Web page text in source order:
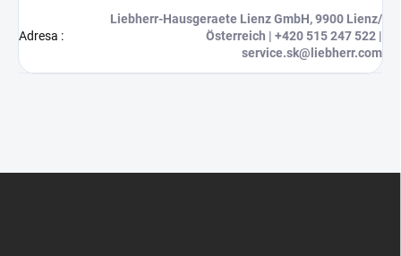
Adresa :
Liebherr-Hausgeraete Lienz GmbH, 9900 Lienz/
Österreich | +420 515 247 522 |
service.sk@liebherr.com